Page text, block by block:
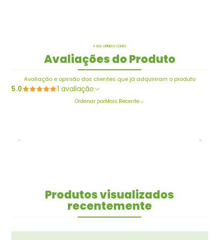
A SUA OPINIÃO CONTA
Avaliações do Produto
Avaliação e opinião dos clientes que já adquiriram o produto
5.0 1 avaliação
Ordenar porMais Recente
Produtos visualizados
recentemente